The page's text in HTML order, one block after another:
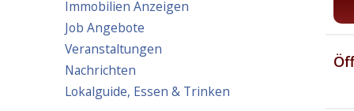
Immobilien Anzeigen
Job Angebote
Veranstaltungen
Nachrichten
Lokalguide, Essen & Trinken